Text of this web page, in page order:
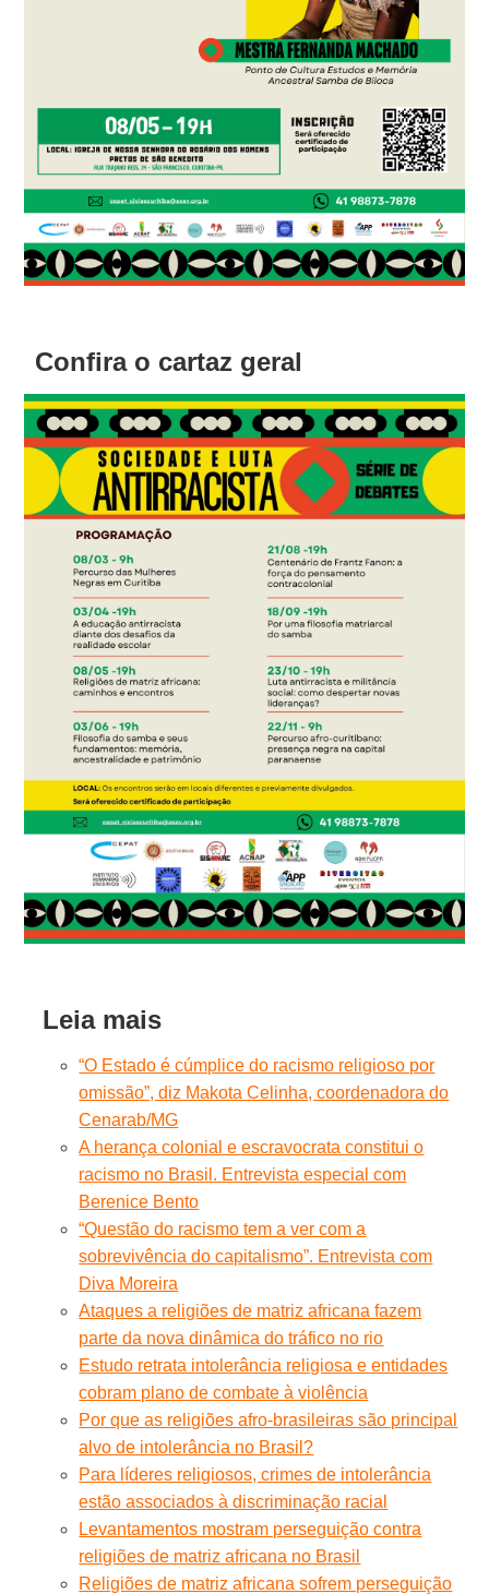
Confira o cartaz geral
Leia mais
“O Estado é cúmplice do racismo religioso por
omissão”, diz Makota Celinha, coordenadora do
Cenarab/MG
A herança colonial e escravocrata constitui o
racismo no Brasil. Entrevista especial com
Berenice Bento
“Questão do racismo tem a ver com a
sobrevivência do capitalismo”. Entrevista com
Diva Moreira
Ataques a religiões de matriz africana fazem
parte da nova dinâmica do tráfico no rio
Estudo retrata intolerância religiosa e entidades
cobram plano de combate à violência
Por que as religiões afro-brasileiras são principal
alvo de intolerância no Brasil?
Para líderes religiosos, crimes de intolerância
estão associados à discriminação racial
Levantamentos mostram perseguição contra
religiões de matriz africana no Brasil
Religiões de matriz africana sofrem perseguição